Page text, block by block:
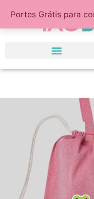
Portes Grátis para